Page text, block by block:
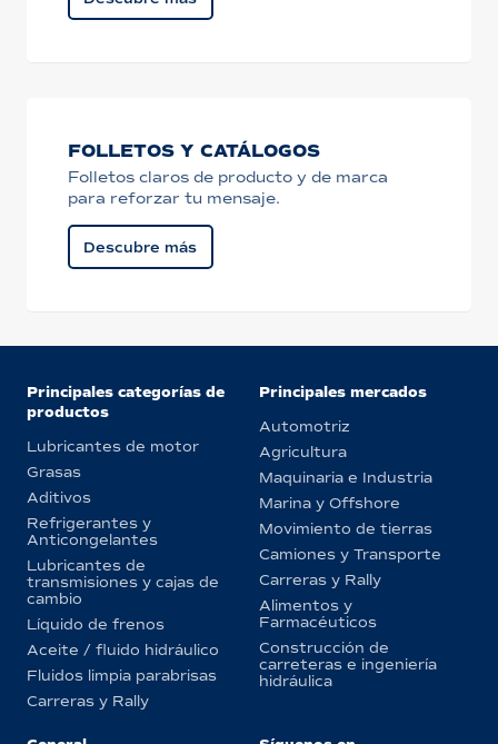
FOLLETOS Y CATÁLOGOS
Folletos claros de producto y de marca
para reforzar tu mensaje.
Descubre más
Principales categorías de
productos
Lubricantes de motor
Grasas
Aditivos
Refrigerantes y
Anticongelantes
Lubricantes de
transmisiones y cajas de
cambio
Líquido de frenos
Aceite / fluido hidráulico
Fluidos limpia parabrisas
Carreras y Rally
Principales mercados
Automotriz
Agricultura
Maquinaria e Industria
Marina y Offshore
Movimiento de tierras
Camiones y Transporte
Carreras y Rally
Alimentos y
Farmacéuticos
Construcción de
carreteras e ingeniería
hidráulica